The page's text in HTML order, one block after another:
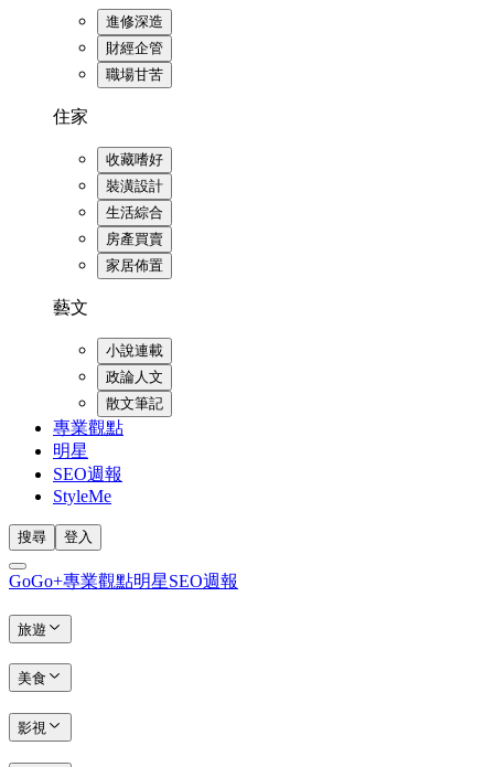
進修深造
財經企管
職場甘苦
住家
收藏嗜好
裝潢設計
生活綜合
房產買賣
家居佈置
藝文
小說連載
政論人文
散文筆記
專業觀點
明星
SEO週報
StyleMe
搜尋 登入
GoGo+專業觀點明星SEO週報
旅遊
美食
影視